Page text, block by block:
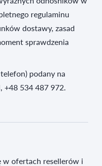
regulaminu
dostawy, zasad
sprawdzenia
podany na
+48 534 487 972.
w ofertach resellerów i